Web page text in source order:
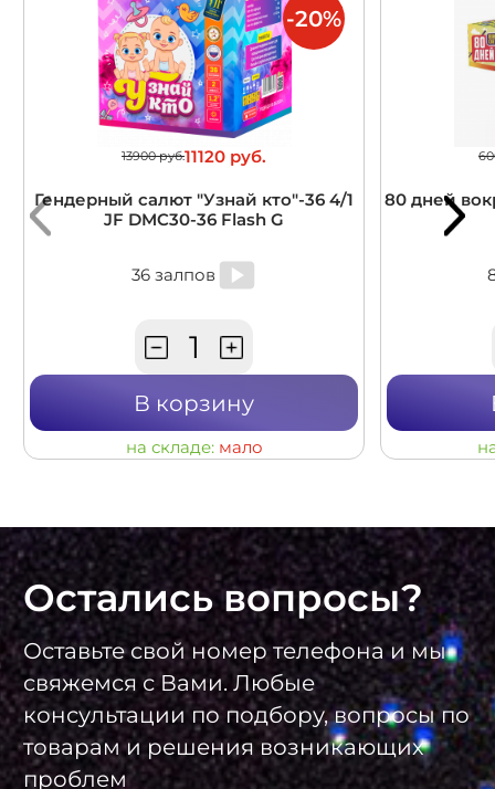
13900 руб.11120 руб.
Гендерный салют "Узнай кто"-36 4/1
JF DMC30-36 Flash G
36 залпов
В корзину
на складе: мало
-20%
80 дней
Остались вопросы?
Оставьте свой номер телефона и мы
свяжемся с Вами. Любые
консультации по подбору, вопросы по
товарам и решения возникающих
проблем